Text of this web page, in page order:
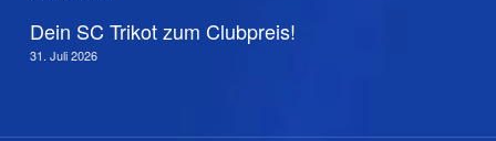
Dein SC Trikot zum Clubpreis!
31. Juli 2026